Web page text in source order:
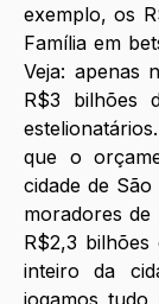
exemplo, os
Família em
Veja: apenas
R$3 bilhões
que o
cidade de
moradores
R$2,3
inteiro da
jogamos